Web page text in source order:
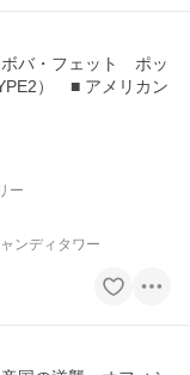
バ・フェット ポッ
） ■ アメリカン
ー
ンディタワー